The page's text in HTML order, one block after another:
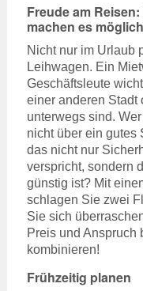
Freude am
machen es möglich
Nicht nur im Urlaub
Leihwagen. Ein
Geschäftsleute
einer anderen Stadt
unterwegs sind.
nicht über ein gutes
das nicht nur
verspricht, sondern
günstig ist? Mit
schlagen Sie zwei
Sie sich
Preis und Anspruch
kombinieren!
Frühzeitig planen